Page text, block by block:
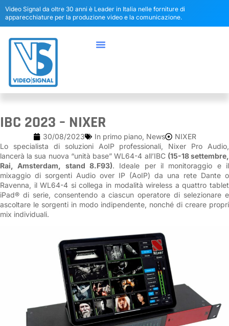
Video Signal da oltre 30 anni è Leader in Italia nelle forniture di
apparecchiature per la produzione video e la comunicazione.
IBC 2023 – NIXER
30/08/2023 In primo piano, News
NIXER
Lo specialista di soluzioni AoIP professionali, Nixer Pro Audio,
lancerà la sua nuova “unità base” WL64-4 all’IBC (15-18 settembre,
Rai, Amsterdam, stand 8.F93). Ideale per il monitoraggio e il
mixaggio di sorgenti Audio over IP (AoIP) da una rete Dante o
Ravenna, il WL64-4 si collega in modalità wireless a quattro tablet
iPad® di serie, consentendo a ciascun operatore di selezionare e
ascoltare le sorgenti in modo indipendente, nonché di creare propri
mix individuali.